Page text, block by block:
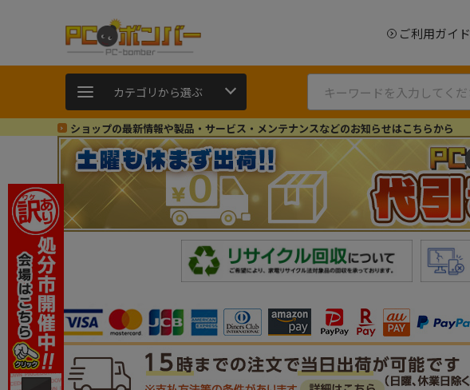
ご利用ガイド
カテゴリから選ぶ
ショップの最新情報や製品・サービス・メンテナンスなどのお知らせはこちらから